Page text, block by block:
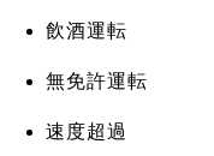
飲酒運転
無免許運転
速度超過